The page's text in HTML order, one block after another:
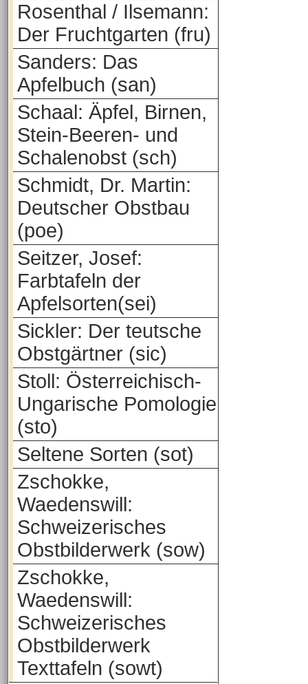
Rosenthal / Ilsemann:
Der Fruchtgarten (fru)
Sanders: Das
Apfelbuch (san)
Schaal: Äpfel, Birnen,
Stein-Beeren- und
Schalenobst (sch)
Schmidt, Dr. Martin:
Deutscher Obstbau
(poe)
Seitzer, Josef:
Farbtafeln der
Apfelsorten(sei)
Sickler: Der teutsche
Obstgärtner (sic)
Stoll: Österreichisch-
Ungarische Pomologie
(sto)
Seltene Sorten (sot)
Zschokke,
Waedenswill:
Schweizerisches
Obstbilderwerk (sow)
Zschokke,
Waedenswill:
Schweizerisches
Obstbilderwerk
Texttafeln (sowt)